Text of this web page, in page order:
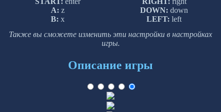
A: z
B: x
DOWN: down
LEFT: left
Также вы сможете изменить эти настройки в настройках
игры.
Описание игры